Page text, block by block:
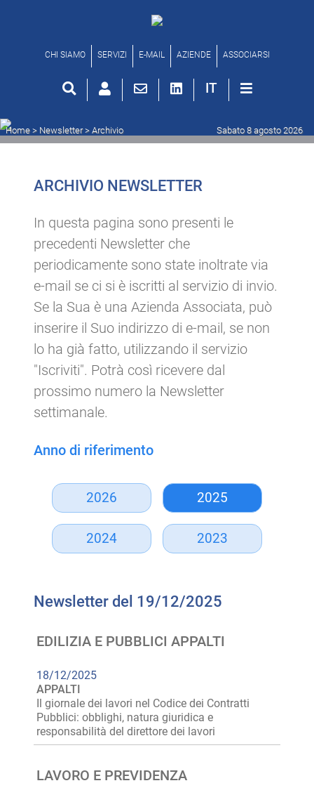
Archivio newsletter
CHI SIAMO SERVIZI E-MAIL AZIENDE ASSOCIARSI
IT
Sabato 8 agosto 2026
Home > Newsletter > Archivio
ARCHIVIO NEWSLETTER
In questa pagina sono presenti le
precedenti Newsletter che
periodicamente sono state inoltrate via
e-mail se ci si è iscritti al servizio di invio.
Se la Sua è una Azienda Associata, può
inserire il Suo indirizzo di e-mail, se non
lo ha già fatto, utilizzando il servizio
"Iscriviti". Potrà così ricevere dal
prossimo numero la Newsletter
settimanale.
Anno di riferimento
2026 2025
2024 2023
Newsletter del 19/12/2025
EDILIZIA E PUBBLICI APPALTI
18/12/2025
APPALTI
Il giornale dei lavori nel Codice dei Contratti
Pubblici: obblighi, natura giuridica e
responsabilità del direttore dei lavori
LAVORO E PREVIDENZA